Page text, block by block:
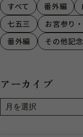
すべて 番外編
七五三
お宮参り
番外編
その他記
アーカイブ